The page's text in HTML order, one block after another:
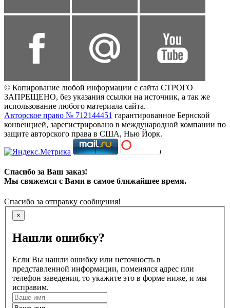
© Копирование любой информации с сайта СТРОГО
ЗАПРЕЩЕНО, без указания ссылки на источник, а так же
использование любого материала сайта.
Авторское право № 712144451 гарантированное Бернской
конвенцией, зарегистрировано в международной компании по
защите авторского права в США, Нью Йорк.
Спасибо за Ваш заказ!
Мы свяжемся с Вами в самое ближайшее время.
Спасибо за отправку сообщения!
×
Нашли ошибку?
Если Вы нашли ошибку или неточность в
представленной информации, поменялся адрес или
телефон заведения, то укажите это в форме ниже, и мы
исправим.